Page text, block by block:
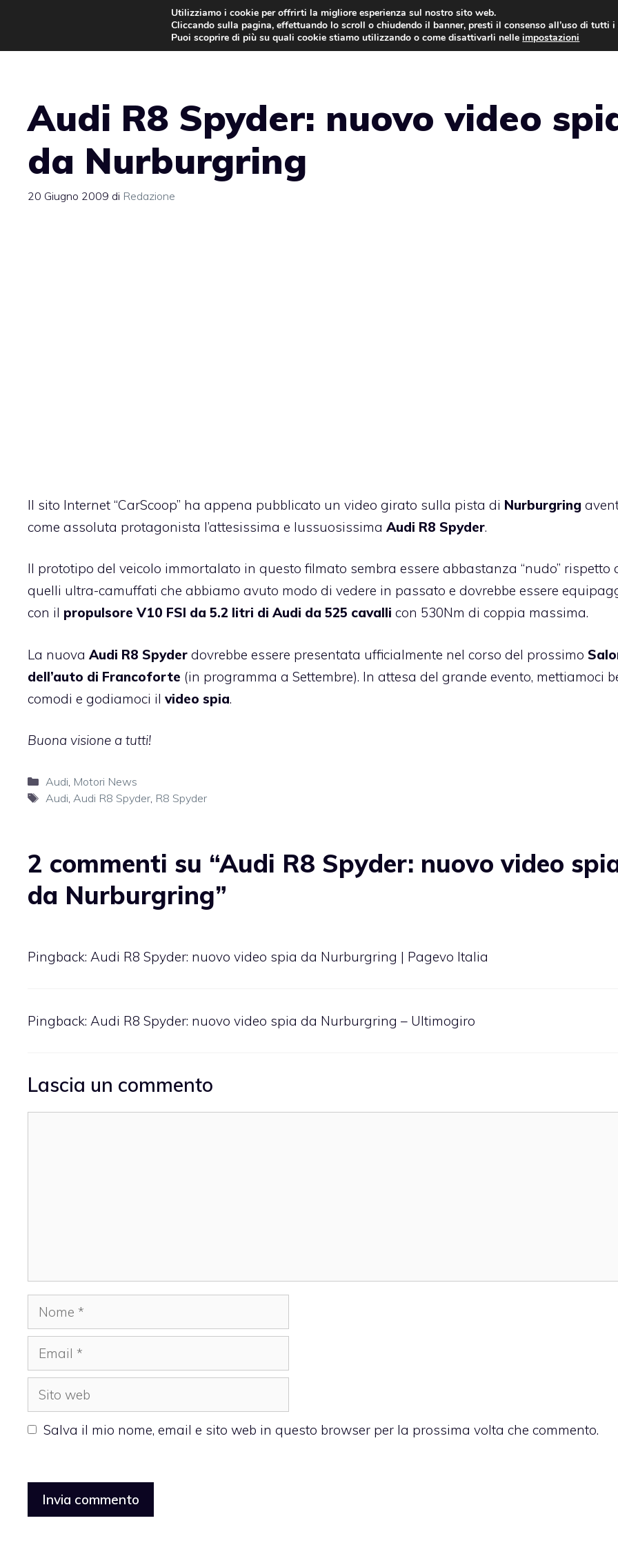
contenuto
AUTO NEWS
Audi R8 Spyder: nuovo video
da Nurburgring
20 Giugno 2009 di Redazione
Il sito Internet “CarScoop” ha appena pubblicato un video girato sulla pista di Nurburgring
come assoluta protagonista l’attesissima e lussuosissima Audi R8 Spyder.
Il prototipo del veicolo immortalato in questo filmato sembra essere abbastanza “nudo” rispetto
quelli ultra-camuffati che abbiamo avuto modo di vedere in passato e dovrebbe essere
con il propulsore V10 FSI da 5.2 litri di Audi da 525 cavalli con 530Nm di coppia massima.
La nuova Audi R8 Spyder dovrebbe essere presentata ufficialmente nel corso del prossimo
dell’auto di Francoforte (in programma a Settembre). In attesa del grande evento, mettiamoci
comodi e godiamoci il video spia.
Buona visione a tutti!
Categorie
Audi, Motori News
Tag
Audi, Audi R8 Spyder, R8 Spyder
2 commenti su “Audi R8 Spyder: nuovo video
da Nurburgring”
Pingback: Audi R8 Spyder: nuovo video spia da Nurburgring | Pagevo Italia
Pingback: Audi R8 Spyder: nuovo video spia da Nurburgring – Ultimogiro
Lascia un commento
Nome
Email
Sito
web
Salva il mio nome, email e sito web in questo browser per la prossima volta che commento.
Utilizziamo i cookie per offrirti la migliore esperienza sul nostro sito web.
Cliccando sulla pagina, effettuando lo scroll o chiudendo il banner, presti il consenso all’uso di tutti i
Puoi scoprire di più su quali cookie stiamo utilizzando o come disattivarli nelleimpostazioni